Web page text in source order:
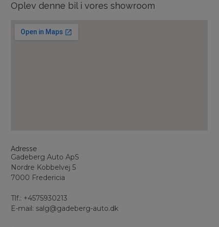
Oplev denne bil i vores showroom
Adresse
Gadeberg Auto ApS
Nordre Kobbelvej 5
7000 Fredericia
Tlf.: +4575930213
E-mail: salg@gadeberg-auto.dk